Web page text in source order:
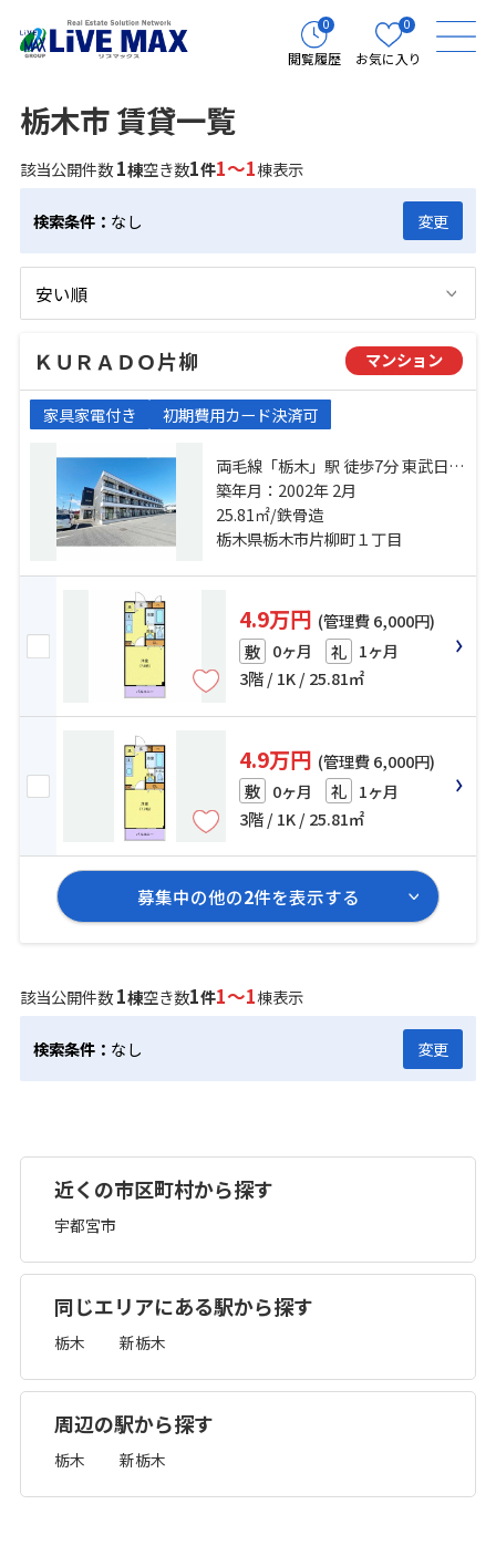
0
閲覧履歴
0
お気に入り
栃木市 賃貸一覧
該当公開件数1棟空き数1件1～1棟表示
検索条件： なし 変更
ＫＵＲＡＤＯ片柳 マンション
家具家電付き 初期費用カード決済可
両毛線「栃木」駅 徒歩7分 東武日光
線「栃木」駅 徒歩7分 東武宇都宮線
「新栃木」駅 バス15分 栃木商工会
議所前 停歩5分
築年月：2002年 2月
25.81㎡/鉄骨造
栃木県栃木市片柳町１丁目
4.9万円 (管理費 6,000円)
敷 0ヶ月 礼 1ヶ月
3階 / 1K / 25.81㎡
4.9万円 (管理費 6,000円)
敷 0ヶ月 礼 1ヶ月
3階 / 1K / 25.81㎡
募集中の他の2件を表示する
該当公開件数1棟空き数1件1～1棟表示
検索条件： なし 変更
近くの市区町村から探す
宇都宮市
同じエリアにある駅から探す
栃木 新栃木
周辺の駅から探す
栃木 新栃木